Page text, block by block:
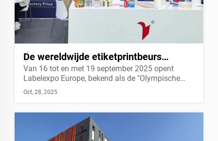
De wereldwijde etiketprintbeurs
Labelexpo Europe 2025 straalt in
Barcelona
Van 16 tot en met 19 september 2025 opent
Labelexpo Europe, bekend als de "Olympische
Spelen van Etiketprinten", grandioos haar deuren in
het expositiecentrum Fira Gran Via in Barcelona,
professionele evenement op het gebied van labels
en verpakkingen...
Oct, 28, 2025